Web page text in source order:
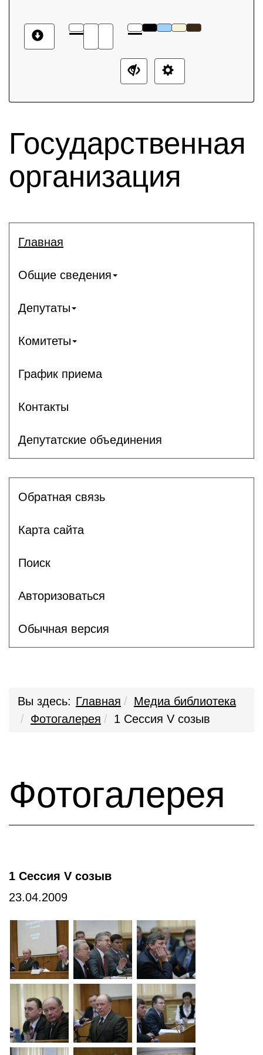
Государственная
организация
Главная
Общие сведения
Депутаты
Комитеты
График приема
Контакты
Депутатские объединения
Обратная связь
Карта сайта
Поиск
Авторизоваться
Обычная версия
Вы здесь: Главная
Медиа библиотека
Фотогалерея
1 Сессия V созыв
Фотогалерея
1 Сессия V созыв
23.04.2009